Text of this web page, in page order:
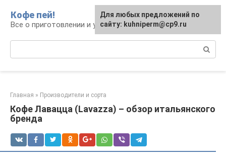
контенту
Кофе пей!
Все о приготовлении и употреблении кофе
Главная » Производители и сорта
Кофе Лавацца (Lavazza) – обзор итальянского
бренда
Для любых предложений по
сайту: kuhniperm@cp9.ru